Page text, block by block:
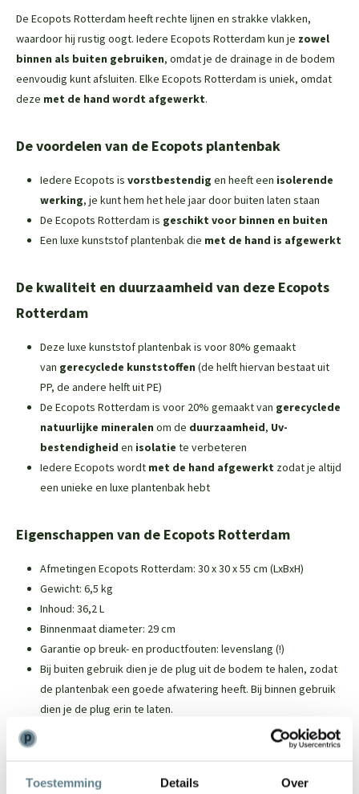
Toestemming Details Over
De Ecopots Rotterdam heeft rechte lijnen en strakke vlakken,
waardoor hij rustig oogt. Iedere Ecopots Rotterdam kun je zowel
binnen als buiten gebruiken, omdat je de drainage in de bodem
eenvoudig kunt afsluiten. Elke Ecopots Rotterdam is uniek, omdat
deze met de hand wordt afgewerkt.
De voordelen van de Ecopots plantenbak
Iedere Ecopots is vorstbestendig en heeft een isolerende
werking, je kunt hem het hele jaar door buiten laten staan
De Ecopots Rotterdam is geschikt voor binnen en buiten
Een luxe kunststof plantenbak die met de hand is afgewerkt
De kwaliteit en duurzaamheid van deze Ecopots
Rotterdam
Deze luxe kunststof plantenbak is voor 80% gemaakt
van gerecyclede kunststoffen (de helft hiervan bestaat uit
PP, de andere helft uit PE)
De Ecopots Rotterdam is voor 20% gemaakt van gerecyclede
natuurlijke mineralen om de duurzaamheid, Uv-
bestendigheid en isolatie te verbeteren
Iedere Ecopots wordt met de hand afgewerkt zodat je altijd
een unieke en luxe plantenbak hebt
Eigenschappen van de Ecopots Rotterdam
Afmetingen Ecopots Rotterdam: 30 x 30 x 55 cm (LxBxH)
Gewicht: 6,5 kg
Inhoud: 36,2 L
Binnenmaat diameter: 29 cm
Garantie op breuk- en productfouten: levenslang (!)
Bij buiten gebruik dien je de plug uit de bodem te halen, zodat
de plantenbak een goede afwatering heeft. Bij binnen gebruik
dien je de plug erin te laten.
Ecopots zijn duurzame plantenbakken die worden gemaakt van